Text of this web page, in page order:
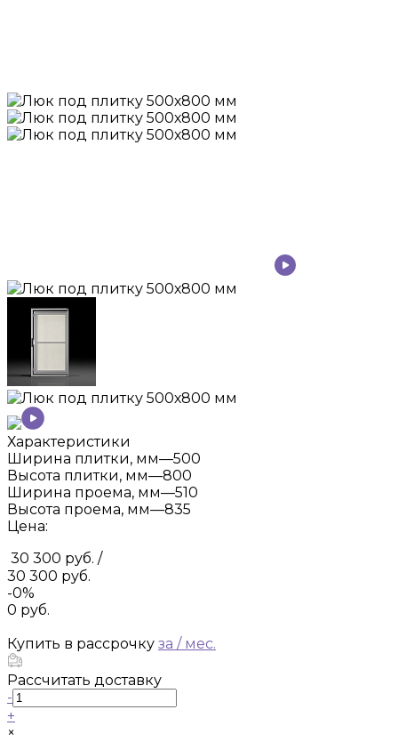
Характеристики
Ширина плитки, мм—500
Высота плитки, мм—800
Ширина проема, мм—510
Высота проема, мм—835
Цена:
30 300 руб. /
30 300 руб.
-0%
0 руб.
Купить в рассрочку за / мес.
Рассчитать доставку
-
+
×